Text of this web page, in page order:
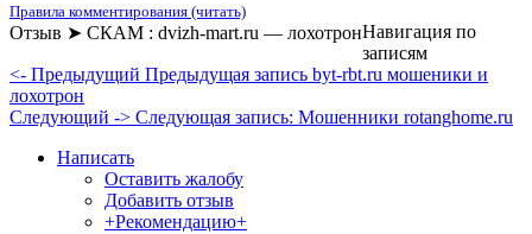
Правила комментирования (читать)
Отзыв ➤ СКАМ : dvizh-mart.ru — лохотронНавигация по
записям
<- Предыдущий Предыдущая запись byt-rbt.ru мошеники и
лохотрон
Следующий -> Следующая запись: Мошенники rotanghome.ru
Написать
Оставить жалобу
Добавить отзыв
+Рекомендацию+